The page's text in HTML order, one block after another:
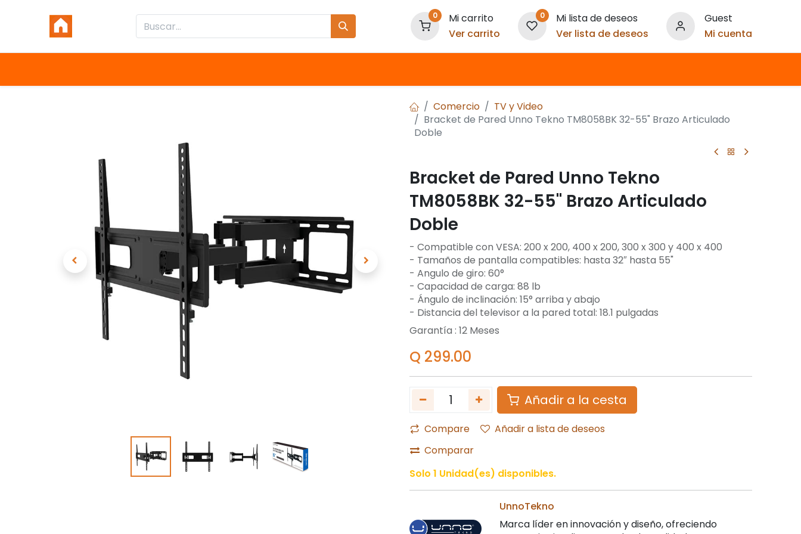
0
Mi carrito
Ver carrito
0
Mi lista de deseos
Ver lista de deseos
Guest
Mi cuenta
Comercio
TV y Video
Bracket de Pared Unno Tekno TM8058BK 32-55" Brazo Articulado
Doble
Bracket de Pared Unno Tekno
TM8058BK 32-55" Brazo Articulado
Doble
- Compatible con VESA: 200 x 200, 400 x 200, 300 x 300 y 400 x 400
- Tamaños de pantalla compatibles: hasta 32″ hasta 55"
- Angulo de giro: 60°
- Capacidad de carga: 88 lb
- Ángulo de inclinación: 15° arriba y abajo
- Distancia del televisor a la pared total: 18.1 pulgadas
Garantía : 12 Meses
Q 299.00
Añadir a la cesta
Compare
Añadir a lista de deseos
Comparar
Solo 1 Unidad(es) disponibles.
UnnoTekno
Marca líder en innovación y diseño, ofreciendo